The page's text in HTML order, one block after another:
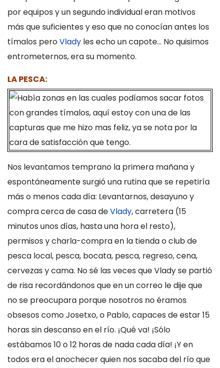
por equipos y un segundo individual eran motivos
más que suficientes y eso que no conocían antes los
tímalos peroVlady les echo un capote... No quisimos
entrometernos, era su momento.
LA PESCA:
Nos levantamos temprano la primera mañana y
espontáneamente surgió una rutina que se repetiría
más o menos cada día: Levantarnos, desayuno y
compra cerca de casa deVlady, carretera (15
minutos unos días, hasta una hora el resto),
permisos y charla-compra en la tienda o club de
pesca local, pesca, bocata, pesca, regreso, cena,
cervezas y cama. No sé las veces que Vlady se partió
de risa recordándonos que en un correo le dije que
no se preocupara porque nosotros no éramos
obsesos como Josetxo, o Pablo, capaces de estar 15
horas sin descanso en el río. ¡Qué va! ¡Sólo
estábamos 10 o 12 horas de nada cada día! ¡Y en
todos era el anochecer quien nos sacaba del río que